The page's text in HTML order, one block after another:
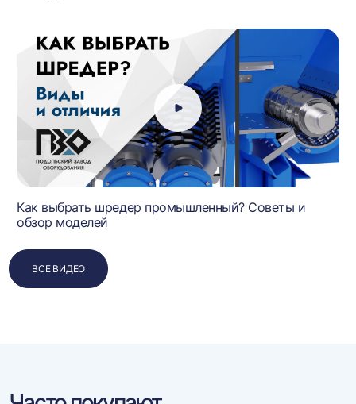
Как выбрать шредер промышленный? Советы и
обзор моделей
ВСЕ ВИДЕО